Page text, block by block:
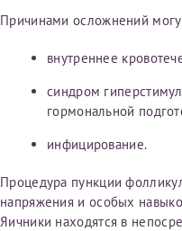
Причинами осложнений
внутреннее
синдром
гормональной
инфицирование.
Процедура пункции
напряжения и особых
Яичники находятся в